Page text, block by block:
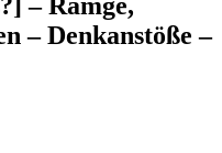
– Ramge,
– Denkanstöße –